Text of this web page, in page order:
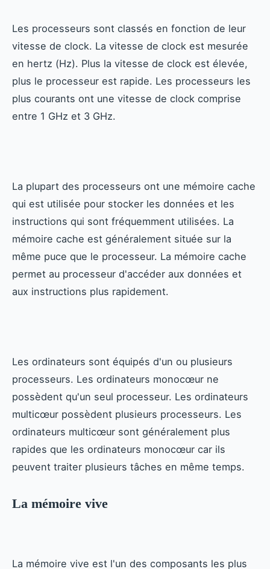
Les processeurs sont classés en fonction de leur
vitesse de clock. La vitesse de clock est mesurée
en hertz (Hz). Plus la vitesse de clock est élevée,
plus le processeur est rapide. Les processeurs les
plus courants ont une vitesse de clock comprise
entre 1 GHz et 3 GHz.
La plupart des processeurs ont une mémoire cache
qui est utilisée pour stocker les données et les
instructions qui sont fréquemment utilisées. La
mémoire cache est généralement située sur la
même puce que le processeur. La mémoire cache
permet au processeur d'accéder aux données et
aux instructions plus rapidement.
Les ordinateurs sont équipés d'un ou plusieurs
processeurs. Les ordinateurs monocœur ne
possèdent qu'un seul processeur. Les ordinateurs
multicœur possèdent plusieurs processeurs. Les
ordinateurs multicœur sont généralement plus
rapides que les ordinateurs monocœur car ils
peuvent traiter plusieurs tâches en même temps.
La mémoire vive
La mémoire vive est l'un des composants les plus